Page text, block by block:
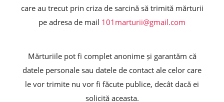
care au trecut prin criza de sarcină să trimită mărturii
pe adresa de mail 101marturii@gmail.com
Mărturiile pot fi complet anonime și garantăm că
datele personale sau datele de contact ale celor care
le vor trimite nu vor fi făcute publice, decât dacă ei
solicită aceasta.